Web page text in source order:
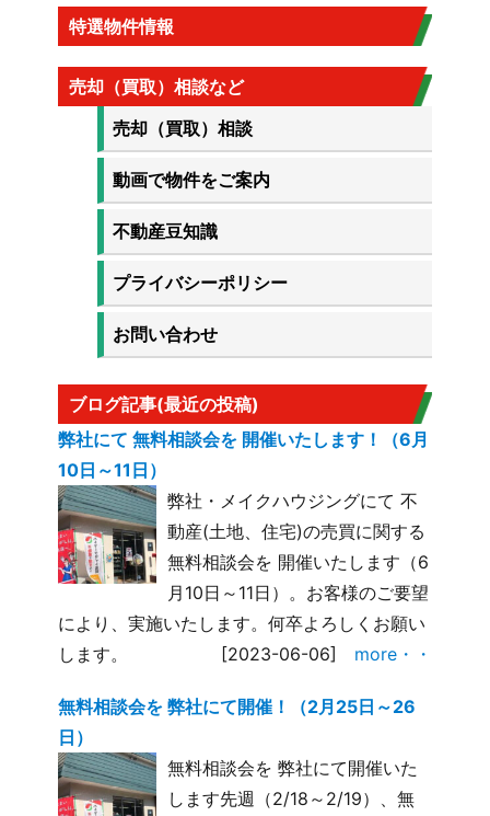
特選物件情報
売却（買取）相談など
売却（買取）相談
動画で物件をご案内
不動産豆知識
プライバシーポリシー
お問い合わせ
ブログ記事(最近の投稿)
弊社にて 無料相談会を 開催いたします！（6月
10日～11日）
弊社・メイクハウジングにて 不
動産(土地、住宅)の売買に関する
無料相談会を 開催いたします（6
月10日～11日）。お客様のご要望
により、実施いたします。何卒よろしくお願い
します。
[2023-06-06] more・・
無料相談会を 弊社にて開催！（2月25日～26
日）
無料相談会を 弊社にて開催いた
します先週（2/18～2/19）、無